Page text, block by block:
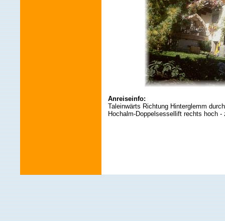
Anreiseinfo:
Taleinwärts Richtung Hinterglemm
Hochalm-Doppelsessellift rechts hoch